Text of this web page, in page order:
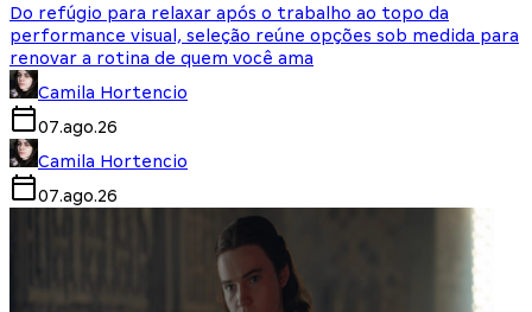
Do refúgio para relaxar após o trabalho ao topo da
performance visual, seleção reúne opções sob medida para
renovar a rotina de quem você ama
Camila Hortencio
07.ago.26
Camila Hortencio
07.ago.26